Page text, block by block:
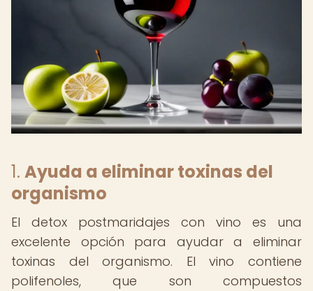
1. Ayuda a eliminar toxinas del
organismo
El detox postmaridajes con vino es una
excelente opción para ayudar a eliminar
toxinas del organismo. El vino contiene
polifenoles, que son compuestos